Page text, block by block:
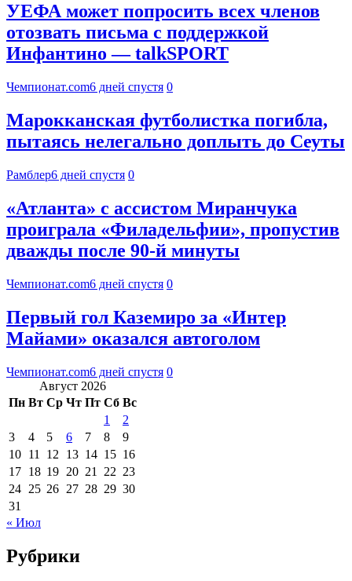
УЕФА может попросить всех членов
отозвать письма с поддержкой
Инфантино — talkSPORT
Чемпионат.com6 дней спустя 0
Марокканская футболистка погибла,
пытаясь нелегально доплыть до Сеуты
Рамблер6 дней спустя 0
«Атланта» с ассистом Миранчука
проиграла «Филадельфии», пропустив
дважды после 90-й минуты
Чемпионат.com6 дней спустя 0
Первый гол Каземиро за «Интер
Майами» оказался автоголом
Чемпионат.com6 дней спустя 0
Август 2026
Пн Вт Ср Чт Пт Сб Вс
1
2
3
4 5 6 7 8
9
10 11 12 13 14 15 16
17 18 19 20 21 22 23
24 25 26 27 28 29 30
31
« Июл
Рубрики